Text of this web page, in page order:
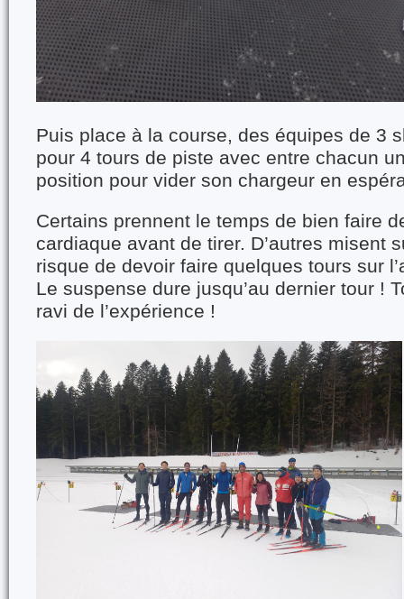
Puis place à la course, des équipes de 3
pour 4 tours de piste avec entre chacun
position pour vider son chargeur en
Certains prennent le temps de bien faire
cardiaque avant de tirer. D’autres misent
risque de devoir faire quelques tours sur
Le suspense dure jusqu’au dernier tour !
ravi de l’expérience !